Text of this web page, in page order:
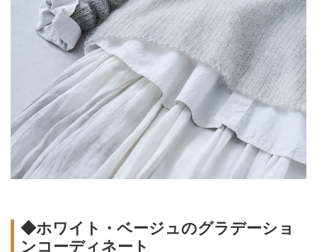
◆ホワイト・ベージュのグラデーショ
ンコーディネート